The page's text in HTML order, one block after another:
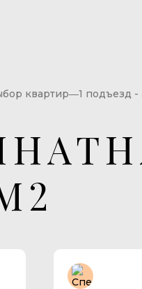
квартир 1 подъезд -